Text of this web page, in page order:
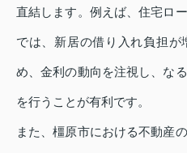
直結します。例えば、住宅ロ
では、新居の借り入れ負担が
め、金利の動向を注視し、な
を行うことが有利です。
また、橿原市における不動産